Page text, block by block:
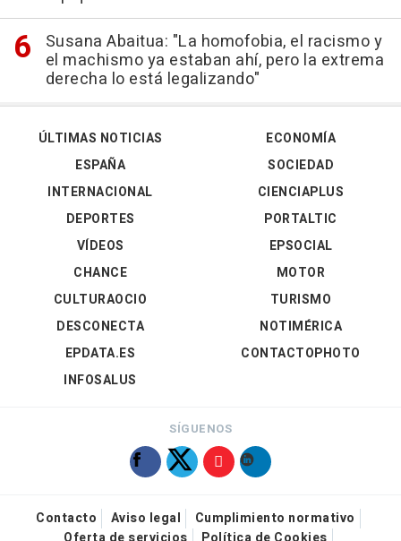
Susana Abaitua: "La homofobia, el racismo y
el machismo ya estaban ahí, pero la extrema
derecha lo está legalizando"
ÚLTIMAS NOTICIAS
ESPAÑA
INTERNACIONAL
DEPORTES
VÍDEOS
ECONOMÍA
SOCIEDAD
CIENCIAPLUS
PORTALTIC
EPSOCIAL
CHANCE
CULTURAOCIO
DESCONECTA
EPDATA.ES
INFOSALUS
MOTOR
TURISMO
NOTIMÉRICA
CONTACTOPHOTO
SÍGUENOS
Contacto Aviso legal
Cumplimiento normativo